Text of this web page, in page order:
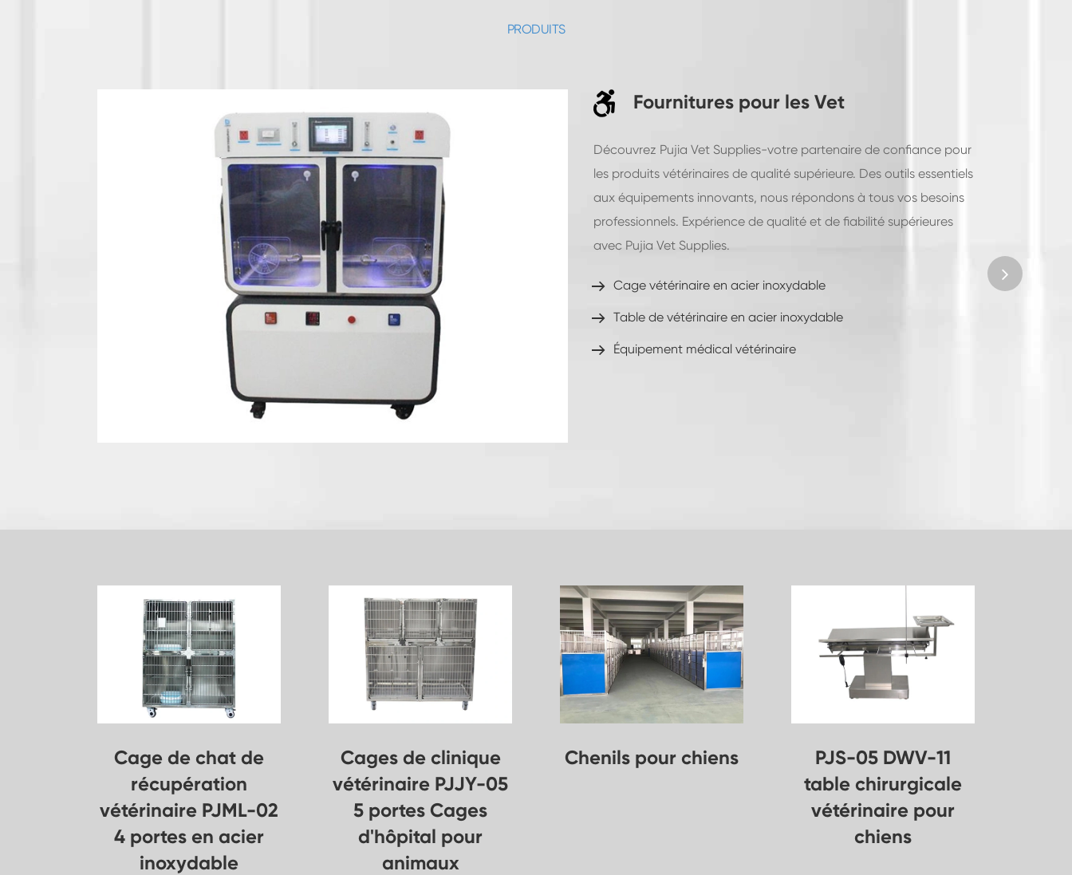
PRODUITS
Fournitures pour les Vet
Découvrez Pujia Vet Supplies-votre partenaire de confiance pour
les produits vétérinaires de qualité supérieure. Des outils essentiels
aux équipements innovants, nous répondons à tous vos besoins
professionnels. Expérience de qualité et de fiabilité supérieures
avec Pujia Vet Supplies.
Cage vétérinaire en acier inoxydable
Table de vétérinaire en acier inoxydable
Équipement médical vétérinaire
Cage de chat de
récupération
vétérinaire PJML-02
4 portes en acier
inoxydable
Cages de clinique
vétérinaire PJJY-05
5 portes Cages
d'hôpital pour
animaux
Chenils pour chiens
PJS-05 DWV-11
table chirurgicale
vétérinaire pour
chiens